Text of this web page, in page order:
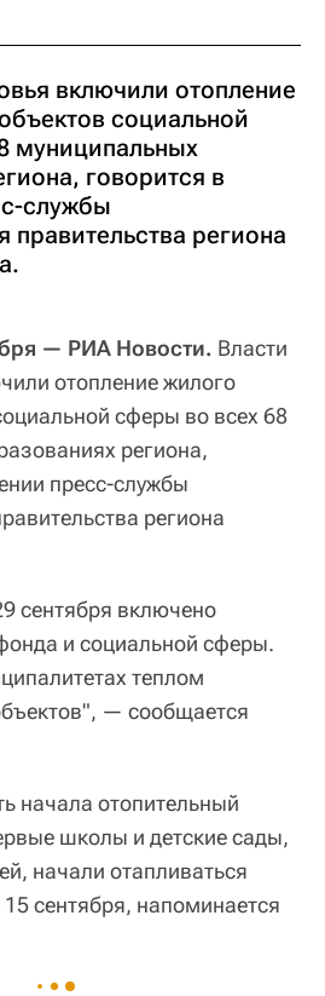
включили отопление
социальной
муниципальных
говорится в
службы
правительства региона
— РИА Новости. Власти
отопление жилого
сферы во всех 68
региона,
пресс-службы
региона
сентября включено
и социальной сферы.
теплом
— сообщается
начала отопительный
школы и детские сады,
начали отапливаться
сентября, напоминается